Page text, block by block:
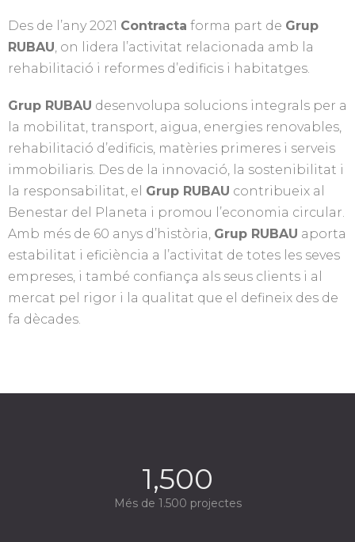
Des de l’any 2021 Contracta forma part de Grup
RUBAU, on lidera l’activitat relacionada amb la
rehabilitació i reformes d’edificis i habitatges.
Grup RUBAU desenvolupa solucions integrals per a
la mobilitat, transport, aigua, energies renovables,
rehabilitació d’edificis, matèries primeres i serveis
immobiliaris. Des de la innovació, la sostenibilitat i
la responsabilitat, el Grup RUBAU contribueix al
Benestar del Planeta i promou l’economia circular.
Amb més de 60 anys d’història, Grup RUBAU aporta
estabilitat i eficiència a l’activitat de totes les seves
empreses, i també confiança als seus clients i al
mercat pel rigor i la qualitat que el defineix des de
fa dècades.
1,500
Més de 1.500 projectes